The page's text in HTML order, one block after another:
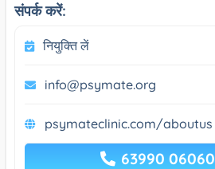
संपर्क करें:
नियुक्ति लें
info@psymate.org
psymateclinic.com/aboutus
63990 06060